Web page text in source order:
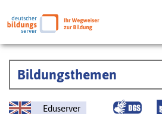
Bildungsthemen
Eduserver